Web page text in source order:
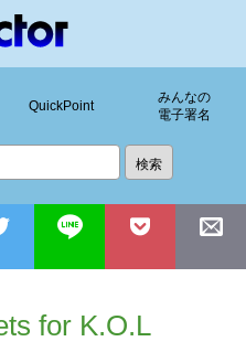
QuickPoint
みんなの
電子署名
for K.O.L